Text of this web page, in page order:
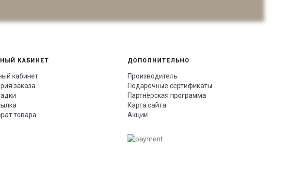
КАБИНЕТ
кабинет
заказа
товара
ДОПОЛНИТЕЛЬНО
Производитель
Подарочные сертификаты
Партнёрская программа
Карта сайта
Акции